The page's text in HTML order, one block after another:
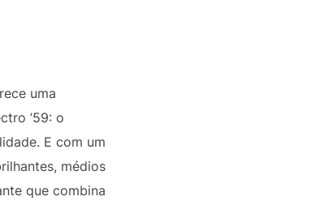
uma
’59: o
E com um
médios
que combina